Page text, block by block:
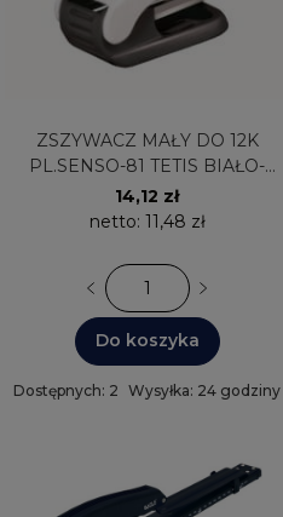
ZSZYWACZ MAŁY DO 12K
PL.SENSO-81 TETIS BIAŁO-
CZARNY
14,12 zł
netto: 11,48 zł
Do koszyka
Dostępnych: 2 Wysyłka: 24 godziny